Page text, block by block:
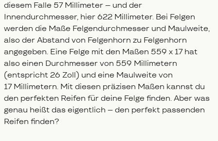
diesem Falle 57 Millimeter – und der
Innendurchmesser, hier 622 Millimeter. Bei Felgen
werden die Maße Felgendurchmesser und Maulweite,
also der Abstand von Felgenhorn zu Felgenhorn
angegeben. Eine Felge mit den Maßen 559 x 17 hat
also einen Durchmesser von 559 Millimetern
(entspricht 26 Zoll) und eine Maulweite von
17 Millimetern. Mit diesen präzisen Maßen kannst du
den perfekten Reifen für deine Felge finden. Aber was
genau heißt das eigentlich – den perfekt passenden
Reifen finden?